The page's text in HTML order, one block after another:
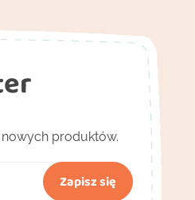
produktów.